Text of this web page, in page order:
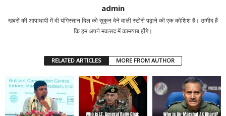
admin
खबरों की आपाधापी में दी यंगिस्तान दिल को सुकून देने वाली स्टोरी पढ़ाने की एक कोशिश है। उम्मीद है
कि हम अपने मकसद में कामयाब होंगे।
RELATED ARTICLES MORE FROM AUTHOR